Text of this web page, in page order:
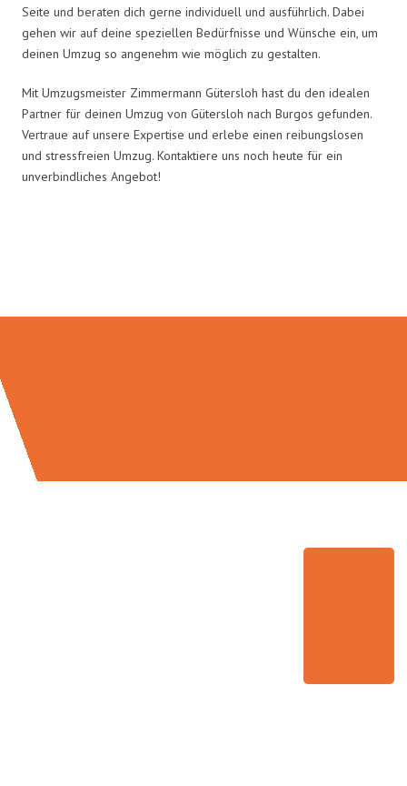
Seite und beraten dich gerne individuell und ausführlich. Dabei
gehen wir auf deine speziellen Bedürfnisse und Wünsche ein, um
deinen Umzug so angenehm wie möglich zu gestalten.
Mit Umzugsmeister Zimmermann Gütersloh hast du den idealen
Partner für deinen Umzug von Gütersloh nach Burgos gefunden.
Vertraue auf unsere Expertise und erlebe einen reibungslosen
und stressfreien Umzug. Kontaktiere uns noch heute für ein
unverbindliches Angebot!